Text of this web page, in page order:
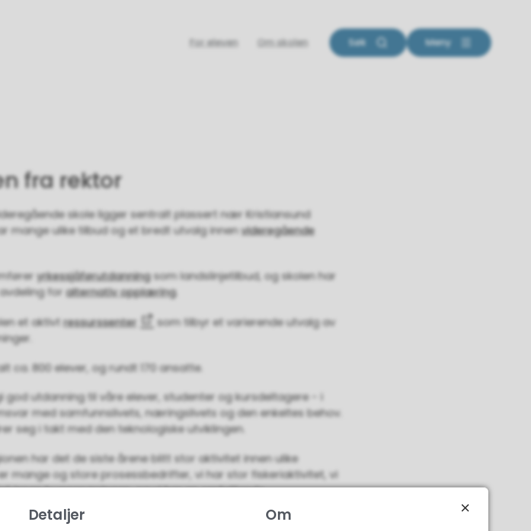
For eleven Om skolen Søk Meny
fra rektor
skole ligger sentralt plassert nær Kristiansund
mange ulike tilbud og et bredt utvalg innenvideregående
yrkessjåførutdanningsom landslinjetilbud, og skolen har
foralternativ opplæring.
et aktivtressurssenter
som tilbyr et varierende utvalg av
ca. 800 elever, og rundt 170 ansatte.
god utdanning til våre elever, studenter og kursdeltagere - i
med samfunnslivets, næringslivets og den enkeltes behov.
seg i takt med den teknologiske utviklingen.
har det de siste årene blitt stor aktivitet innen ulike
mange og store prosessbedrifter, vi har stor fiskeriaktivitet, vi
innen byggenæringen, og vi har en omfattende
– som alle har behov for ansatte innenfor et bredt spekter av
Detaljer Om